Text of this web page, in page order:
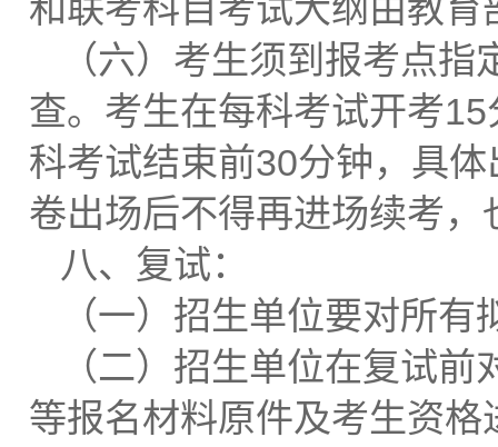
和联考科目考试大纲由教
（六）考生须到报考点
查。考生在每科考试开考
科考试结束前30分钟，具
卷出场后不得再进场续考
八、复试：
（一）招生单位要对所
（二）招生单位在复试
等报名材料原件及考生资